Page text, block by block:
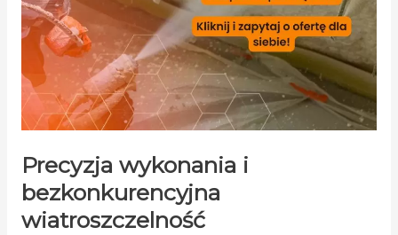
Precyzja wykonania i
bezkonkurencyjna
wiatroszczelność